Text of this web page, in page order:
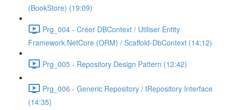
(BookStore) (19:09)
Prg_004 - Créer DBContext / Utiliser Entity
Framework.NetCore (ORM) / Scaffold-DbContext (14:12)
Prg_005 - Repository Design Pattern (12:42)
Prg_006 - Generic Repository / IRepository Interface
(14:35)